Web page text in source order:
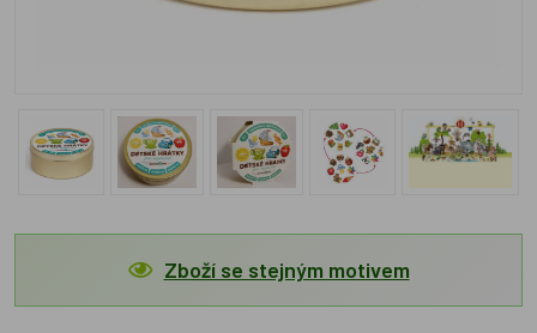
Zboží se stejným motivem